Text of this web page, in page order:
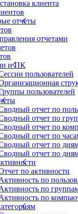
клиента
отчеты
отчетами
и ПК
пользователей
пользователей
отчет по
отчет по
отчет по
отчет по
отчет по
отчет по
по активности
по
по
по